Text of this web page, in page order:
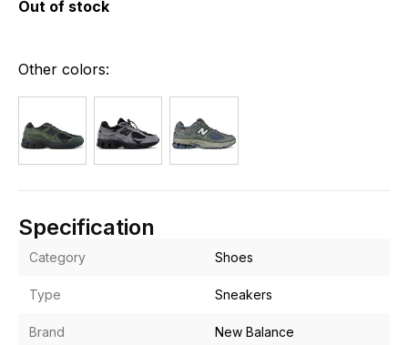
Out of stock
Other colors:
Specification
Category Shoes
Type Sneakers
Brand New Balance